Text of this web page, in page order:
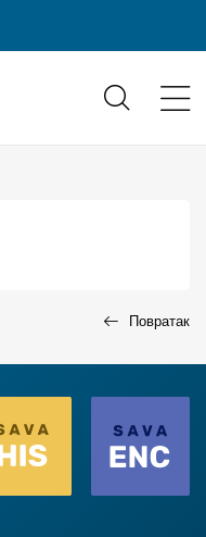
Повратак